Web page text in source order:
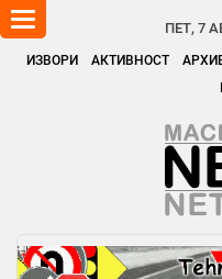
ПЕТ, 7
ИЗВОРИ АКТИВНОСТ
Toggle
navigation